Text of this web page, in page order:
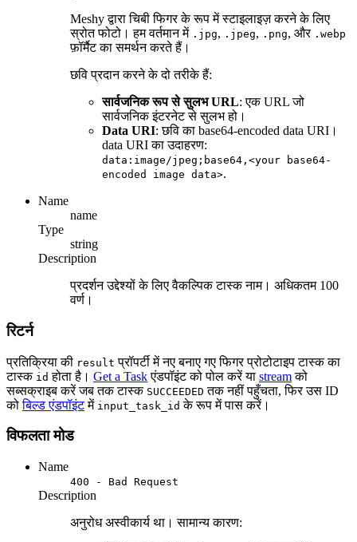
Meshy द्वारा चिबी फिगर के रूप में स्टाइलाइज़ करने के लिए
स्रोत फोटो। हम वर्तमान में .jpg, .jpeg, .png, और .webp
फ़ॉर्मैट का समर्थन करते हैं।
छवि प्रदान करने के दो तरीके हैं:
सार्वजनिक रूप से सुलभ URL: एक URL जो
सार्वजनिक इंटरनेट से सुलभ हो।
Data URI: छवि का base64-encoded data URI।
data URI का उदाहरण:
data:image/jpeg;base64,<your base64-
encoded image data>.
Name
name
Type
string
Description
प्रदर्शन उद्देश्यों के लिए वैकल्पिक टास्क नाम। अधिकतम 100
वर्ण।
रिटर्न
प्रतिक्रिया की result प्रॉपर्टी में नए बनाए गए फिगर प्रोटोटाइप टास्क का
टास्क id होता है। Get a Taskएंडपॉइंट को पोल करें या streamको
सब्सक्राइब करें जब तक टास्क SUCCEEDED तक नहीं पहुँचता, फिर उस ID
कोबिल्ड एंडपॉइंटमें input_task_id के रूप में पास करें।
विफलता मोड
Name
400 - Bad Request
Description
अनुरोध अस्वीकार्य था। सामान्य कारण: